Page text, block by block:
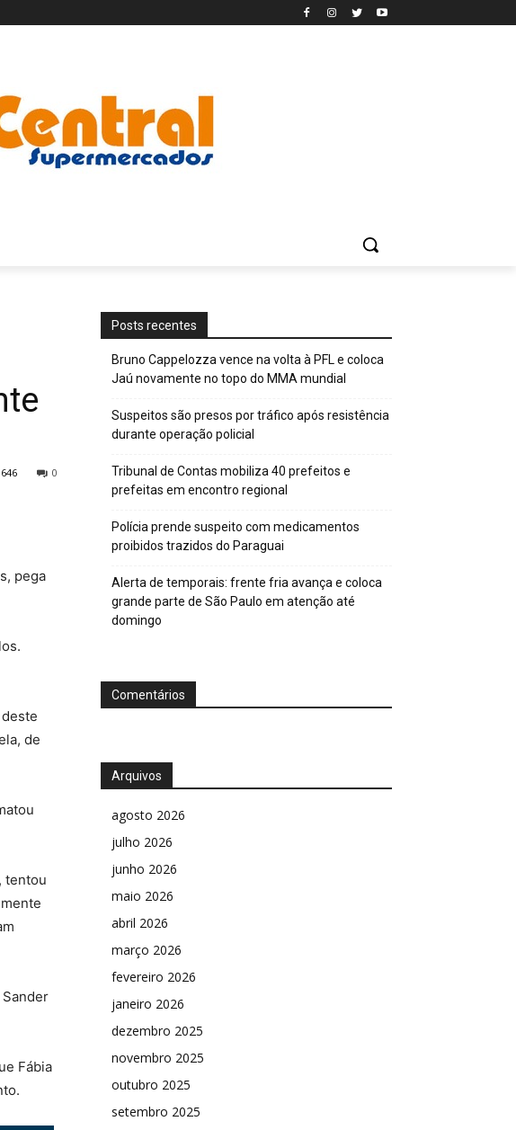
0
646
pega
de
tentou
Fábia
Posts recentes
Bruno Cappelozza vence na volta à PFL e coloca
Jaú novamente no topo do MMA mundial
Suspeitos são presos por tráfico após resistência
durante operação policial
Tribunal de Contas mobiliza 40 prefeitos e
prefeitas em encontro regional
Polícia prende suspeito com medicamentos
proibidos trazidos do Paraguai
Alerta de temporais: frente fria avança e coloca
grande parte de São Paulo em atenção até
domingo
Comentários
Arquivos
agosto 2026
julho 2026
junho 2026
maio 2026
abril 2026
março 2026
fevereiro 2026
janeiro 2026
dezembro 2025
novembro 2025
outubro 2025
setembro 2025